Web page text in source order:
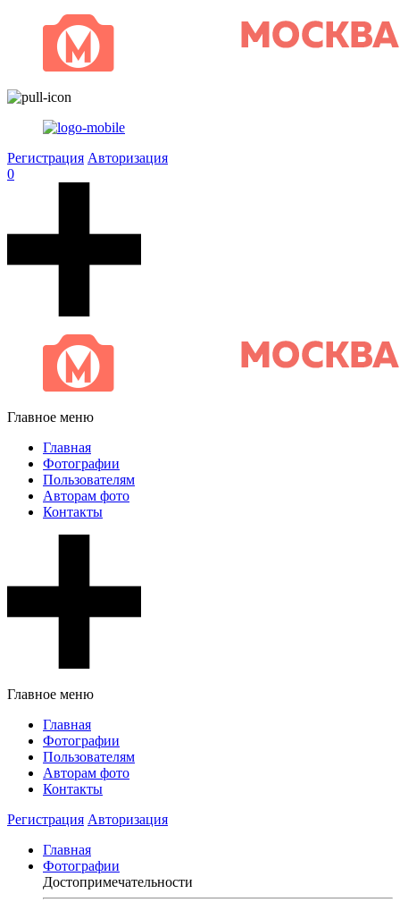
Регистрация Авторизация
0
Главное меню
Главная
Фотографии
Пользователям
Авторам фото
Контакты
Главное меню
Главная
Фотографии
Пользователям
Авторам фото
Контакты
Регистрация Авторизация
Главная
Фотографии
Достопримечательности